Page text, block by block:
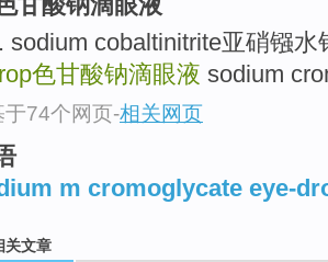
sodium cobaltinitrite亚硝镪
色甘酸钠滴眼液 sodium
于74个网页-相关网页
m cromoglycate eye-
关文章